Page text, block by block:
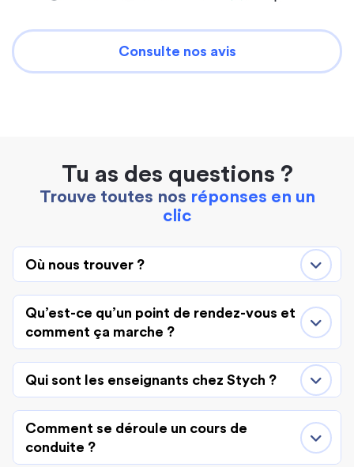
Consulte nos avis
Tu as des questions ?
Trouve toutes nos réponses en un
clic
Où nous trouver ?
Qu’est-ce qu’un point de rendez-vous et
comment ça marche ?
Qui sont les enseignants chez Stych ?
Comment se déroule un cours de
conduite ?